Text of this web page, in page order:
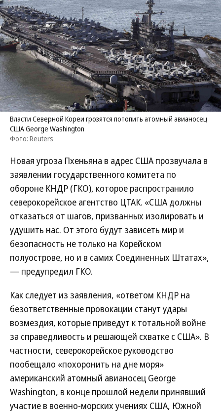
Власти Северной Кореи грозятся потопить атомный авианосец
США George Washington
Фото: Reuters
Новая угроза Пхеньяна в адрес США прозвучала в
заявлении государственного комитета по
обороне КНДР (ГКО), которое распространило
северокорейское агентство ЦТАК. «США должны
отказаться от шагов, призванных изолировать и
удушить нас. От этого будут зависеть мир и
безопасность не только на Корейском
полуострове, но и в самих Соединенных Штатах»,
— предупредил ГКО.
Как следует из заявления, «ответом КНДР на
безответственные провокации станут удары
возмездия, которые приведут к тотальной войне
за справедливость и решающей схватке с США». В
частности, северокорейское руководство
пообещало «похоронить на дне моря»
американский атомный авианосец George
Washington, в конце прошлой недели принявший
участие в военно-морских учениях США, Южной